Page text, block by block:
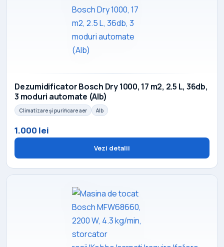
Dezumidificator Bosch Dry 1000, 17 m2, 2.5 L, 36db,
3 moduri automate (Alb)
Climatizare și purificare aer Alb
1.000 lei
Vezi detalii